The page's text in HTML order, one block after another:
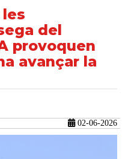
les
del
provoquen
avançar la
02-06-2026